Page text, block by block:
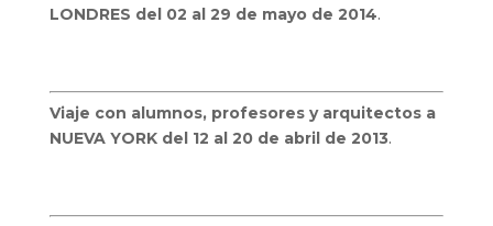
LONDRES del 02 al 29 de mayo de 2014.
Viaje con alumnos, profesores y arquitectos a
NUEVA YORK del 12 al 20 de abril de 2013.